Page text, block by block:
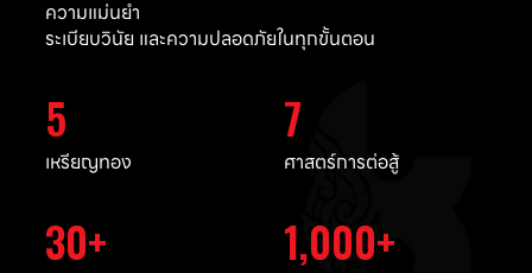
ความแม่นยำ
ระเบียบวินัย และความปลอดภัยในทุกขั้นตอน
5
เหรียญทอง
7
ศาสตร์การต่อสู้
30 1,000